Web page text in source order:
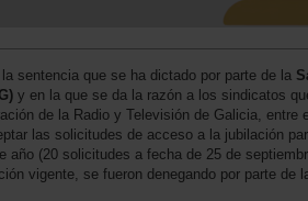
sentencia que se ha dictado por parte de la
y en la que se da la razón a los sindicatos
de la Radio y Televisión de Galicia, entre
las solicitudes de acceso a la jubilación
año (20 solicitudes a fecha de 25 de
vigente, se fueron denegando por parte de